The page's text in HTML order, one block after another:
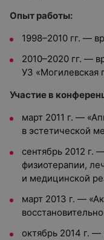
Опыт работы:
1998–2010 гг. —
2010–2020 гг. —
УЗ «Могилевская
Участие в
март 2011 г. —
в эстетической
сентябрь 2012 г.
физиотерапии,
и медицинской
март 2013 г. —
октябрь 2014 г.